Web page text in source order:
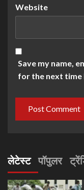
Website
Save my name,
for the next time
लेटेस्ट पॉपुलर